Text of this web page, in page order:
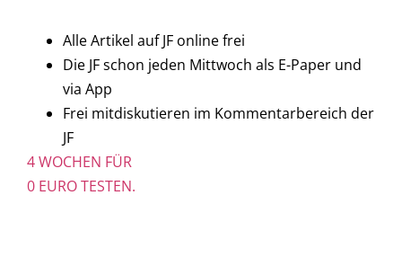
Alle Artikel auf JF online frei
Die JF schon jeden Mittwoch als E-Paper und
via App
Frei mitdiskutieren im Kommentarbereich der
JF
4 WOCHEN FÜR
0 EURO TESTEN.